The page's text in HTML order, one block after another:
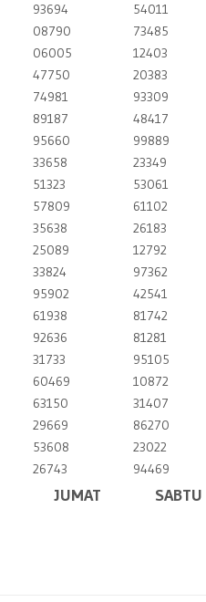
93694 54011
08790 73485
06005 12403
47750 20383
74981 93309
89187 48417
95660 99889
33658 23349
51323 53061
57809 61102
35638 26183
25089 12792
33824 97362
95902 42541
61938 81742
92636 81281
31733 95105
60469 10872
63150 31407
29669 86270
53608 23022
26743 94469
JUMAT SABTU